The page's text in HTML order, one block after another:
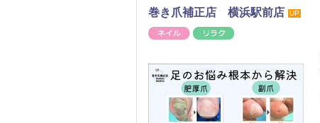
巻き爪補正店 横浜駅前店 UP
ネイル